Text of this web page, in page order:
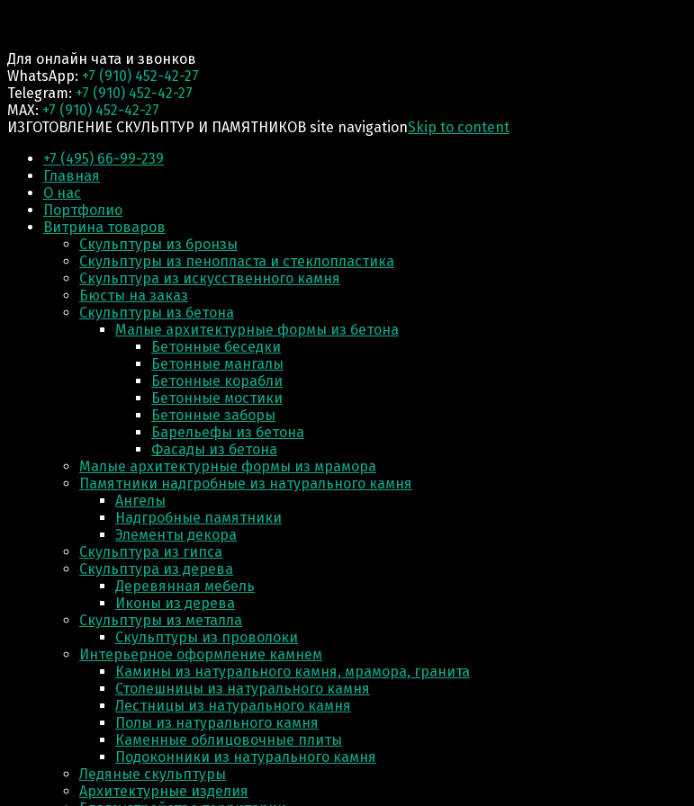
Для онлайн чата и звонков
WhatsApp: +7 (910) 452-42-27
Telegram: +7 (910) 452-42-27
MAX: +7 (910) 452-42-27
ИЗГОТОВЛЕНИЕ СКУЛЬПТУР И ПАМЯТНИКОВ site navigationSkip to content
+7 (495) 66-99-239
Главная
О нас
Портфолио
Витрина товаров
Скульптуры из бронзы
Скульптуры из пенопласта и стеклопластика
Скульптура из искусственного камня
Бюсты на заказ
Скульптуры из бетона
Малые архитектурные формы из бетона
Бетонные беседки
Бетонные мангалы
Бетонные корабли
Бетонные мостики
Бетонные заборы
Барельефы из бетона
Фасады из бетона
Малые архитектурные формы из мрамора
Памятники надгробные из натурального камня
Ангелы
Надгробные памятники
Элементы декора
Скульптура из гипса
Скульптура из деревa
Деревянная мебель
Иконы из дерева
Скульптуры из металла
Скульптуры из проволоки
Интерьерное оформление камнем
Камины из натурального камня, мрамора, гранита
Столешницы из натурального камня
Лестницы из натурального камня
Полы из натурального камня
Каменные облицовочные плиты
Подоконники из натурального камня
Ледяные скульптуры
Архитектурные изделия